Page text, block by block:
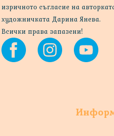
изричното съгласие на
художничката Дарина Янева.
Всички права запазени!